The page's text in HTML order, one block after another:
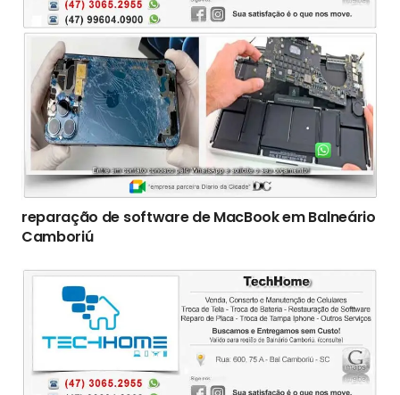
reparação de software de MacBook em Balneário
Camboriú